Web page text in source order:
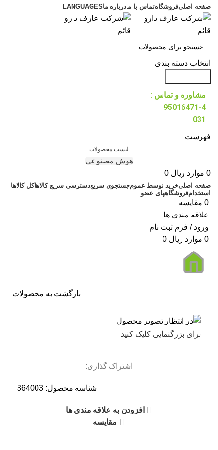
صفحه اصلیفروشگاهتماس با مادرباره ماLANGUAGES
انتخاب دسته بندی
مشاوره و تماس :
95016471-4
031
فهرست
لیست محصولات
هوش مصنوعی
0 موارد ریال
صفحه اصلیخرید توسط عمومجستجوی سریعدسترسی سریع کالاهاکل کالاها
استخدامفروشگاههای عضو
0 مقایسه
علاقه مندی ها
ورود / فرم ثبت نام
0 موارد ریال
بازگشت به محصولات
برای بزرگنمایی کلیک کنید
اشتراک گذاری:
شناسه محصول: 364003
افزودن به علاقه مندی ها
مقایسه